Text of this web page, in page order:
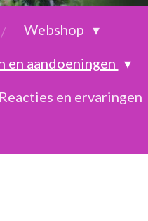
Webshop
en aandoeningen
Reacties en ervaringen